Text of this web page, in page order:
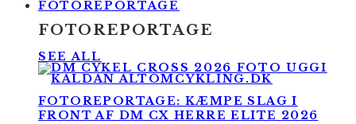
FOTOREPORTAGE
FOTOREPORTAGE
SEE ALL
FOTOREPORTAGE: KÆMPE SLAG I
FRONT AF DM CX HERRE ELITE 2026